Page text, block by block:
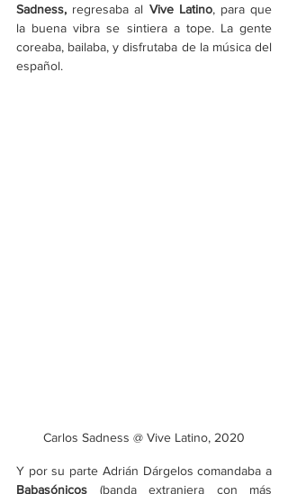
Sadness, regresaba al Vive Latino, para que
la buena vibra se sintiera a tope. La gente
coreaba, bailaba, y disfrutaba de la música del
español.
Carlos Sadness @ Vive Latino, 2020
Babasónicos (banda extranjera con más